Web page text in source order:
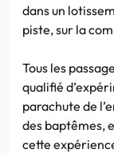
dans un
piste, sur la
Tous les
qualifié
parachute de
des baptêmes,
cette